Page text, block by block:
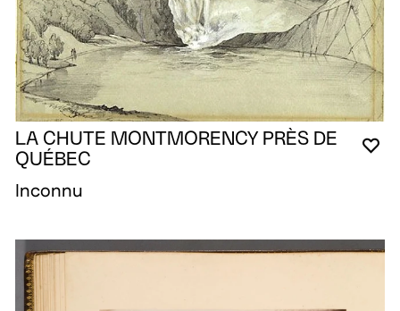
LA CHUTE MONTMORENCY PRÈS DE
QUÉBEC
Inconnu